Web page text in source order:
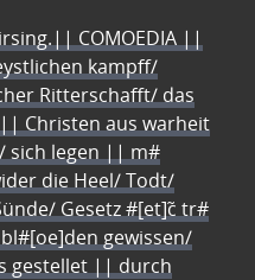
COMOEDIA ||
kampff/
Ritterschafft/ das
Christen aus warheit
sich legen || m#
die Heel/ Todt/
Gesetz #[et]c̃ tr#
gewissen/
gestellet || durch